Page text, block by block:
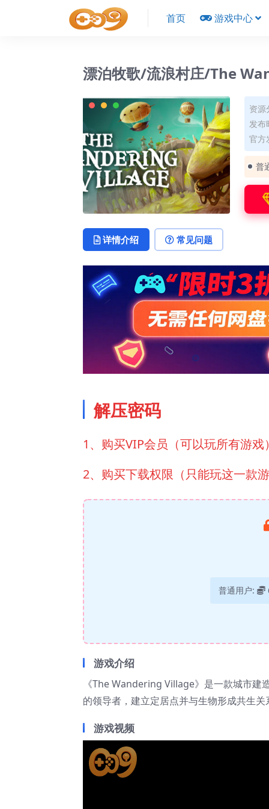
首页 游戏中心
漂泊牧歌/流浪村庄/The
资
发布
官方
普
详情介绍 常见问题
解压密码
1、购买VIP会员（可以玩所有游
2、购买下载权限（只能玩这一款
普通用户:
游戏介绍
《The Wandering Village》是一款城市建
的领导者，建立定居点并与生物形成共生
游戏视频